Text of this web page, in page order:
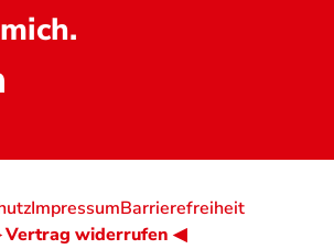
ImpressumBarrierefreiheit
Vertrag widerrufen ◀